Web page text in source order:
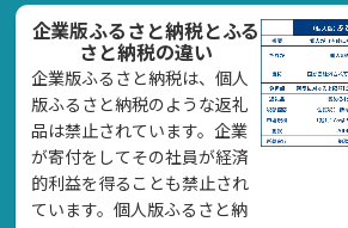
企業版ふるさと納税とふる
さと納税の違い
企業版ふるさと納税は、個人
版ふるさと納税のような返礼
品は禁止されています。企業
が寄付をしてその社員が経済
的利益を得ることも禁止され
ています。個人版ふるさと納